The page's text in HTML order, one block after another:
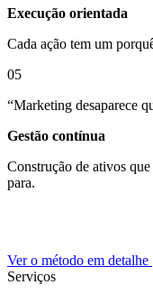
Execução orientada
Cada ação tem um
05
“Marketing desaparece
Gestão contínua
Construção de ativos
para.
Ver o método em detalhe
Serviços